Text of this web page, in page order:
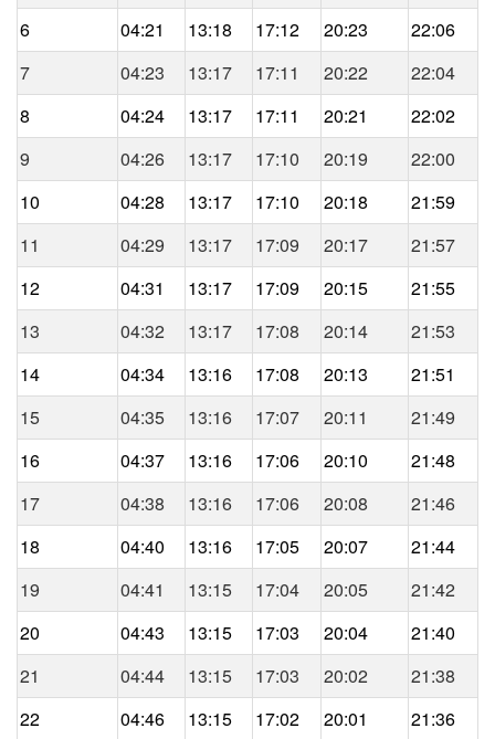
6
04:21 13:18 17:12 20:23
22:06
7
04:23 13:17 17:11 20:22
22:04
8
04:24 13:17 17:11 20:21
22:02
9
04:26 13:17 17:10 20:19
22:00
10
04:28 13:17 17:10 20:18
21:59
11
04:29 13:17 17:09 20:17
21:57
12
04:31 13:17 17:09 20:15
21:55
13
04:32 13:17 17:08 20:14
21:53
14
04:34 13:16 17:08 20:13
21:51
15
04:35 13:16 17:07 20:11
21:49
16
04:37 13:16 17:06 20:10
21:48
17
04:38 13:16 17:06 20:08
21:46
18
04:40 13:16 17:05 20:07
21:44
19
04:41 13:15 17:04 20:05
21:42
20
04:43 13:15 17:03 20:04
21:40
21
04:44 13:15 17:03 20:02
21:38
22
04:46 13:15 17:02 20:01 21:36